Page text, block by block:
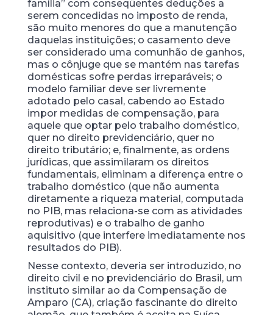
família” com conseqüentes deduções a
serem concedidas no imposto de renda,
são muito menores do que a manutenção
daquelas instituições; o casamento deve
ser considerado uma comunhão de ganhos,
mas o cônjuge que se mantém nas tarefas
domésticas sofre perdas irreparáveis; o
modelo familiar deve ser livremente
adotado pelo casal, cabendo ao Estado
impor medidas de compensação, para
aquele que optar pelo trabalho doméstico,
quer no direito previdenciário, quer no
direito tributário; e, finalmente, as ordens
jurídicas, que assimilaram os direitos
fundamentais, eliminam a diferença entre o
trabalho doméstico (que não aumenta
diretamente a riqueza material, computada
no PIB, mas relaciona-se com as atividades
reprodutivas) e o trabalho de ganho
aquisitivo (que interfere imediatamente nos
resultados do PIB).
Nesse contexto, deveria ser introduzido, no
direito civil e no previdenciário do Brasil, um
instituto similar ao da Compensação de
Amparo (CA), criação fascinante do direito